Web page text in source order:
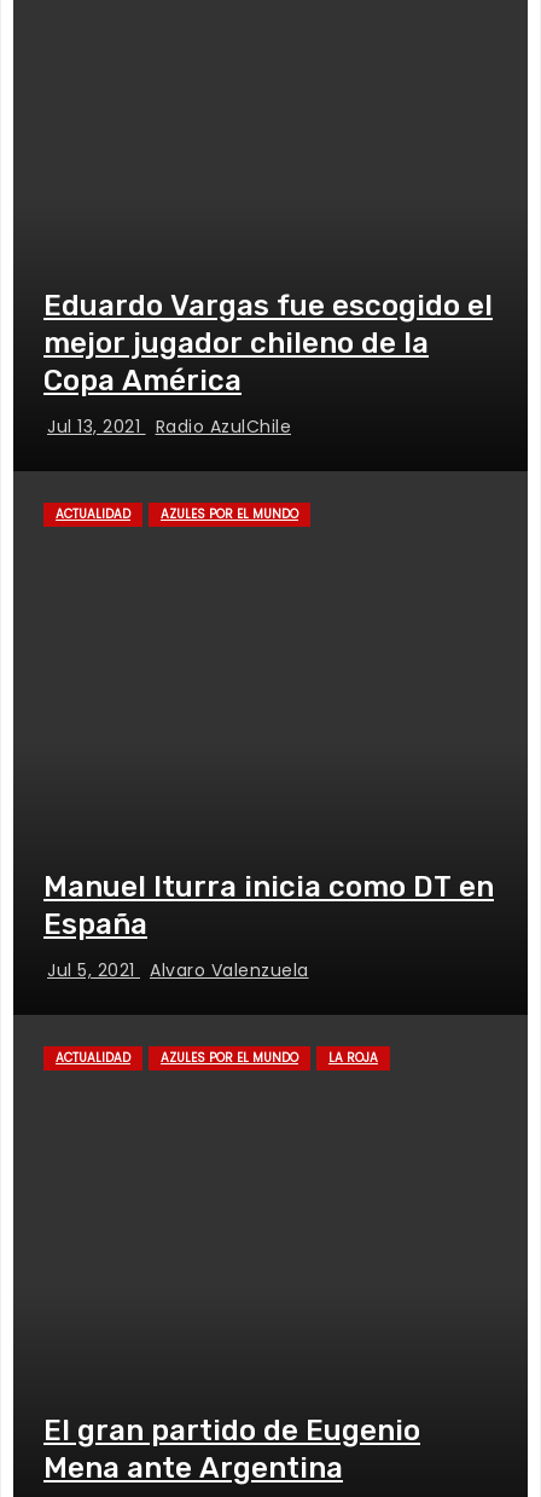
Eduardo Vargas fue escogido el
mejor jugador chileno de la
Copa América
Jul 13, 2021 Radio AzulChile
ACTUALIDAD AZULES POR EL MUNDO
Manuel Iturra inicia como DT en
España
Jul 5, 2021 Alvaro Valenzuela
ACTUALIDAD AZULES POR EL MUNDO LA ROJA
El gran partido de Eugenio
Mena ante Argentina